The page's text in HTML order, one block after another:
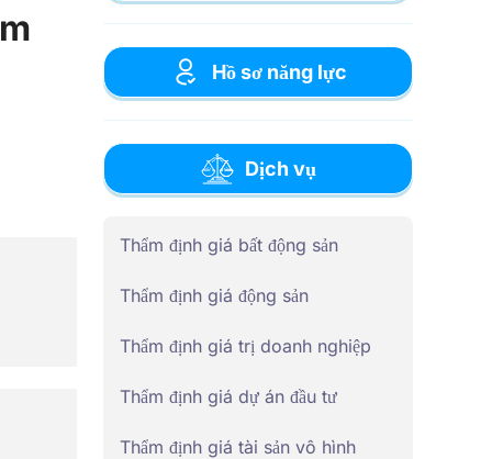
Hồ sơ năng lực
Dịch vụ
Thẩm định giá bất động sản
Thẩm định giá động sản
Thẩm định giá trị doanh nghiệp
Thẩm định giá dự án đầu tư
Thẩm định giá tài sản vô hình